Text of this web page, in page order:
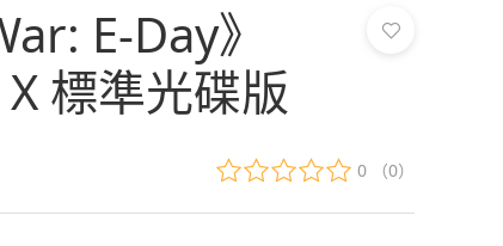
E-Day》
標準光碟版
0 （0）